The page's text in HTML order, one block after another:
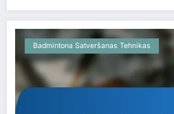
Badmintona Satveršanas Tehnikas